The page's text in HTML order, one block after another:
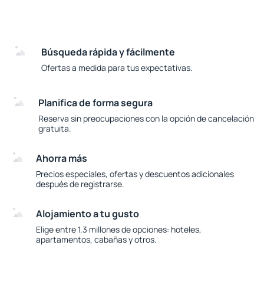
Búsqueda rápida y fácilmente
Ofertas a medida para tus expectativas.
Planifica de forma segura
Reserva sin preocupaciones con la opción de cancelación
gratuita.
Ahorra más
Precios especiales, ofertas y descuentos adicionales
después de registrarse.
Alojamiento a tu gusto
Elige entre 1.3 millones de opciones: hoteles,
apartamentos, cabañas y otros.